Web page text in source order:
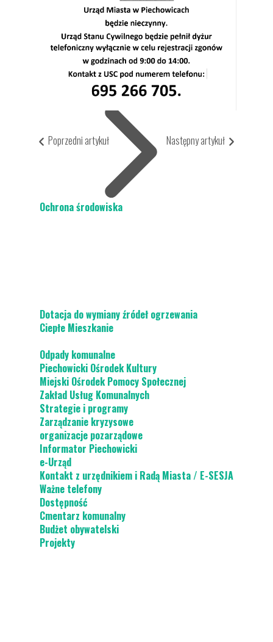
Aktualności
Dla Mieszkańca
Ochrona środowiska
Dotacja do wymiany źródeł ogrzewania
Ciepłe Mieszkanie
Odpady komunalne
Piechowicki Ośrodek Kultury
Miejski Ośrodek Pomocy Społecznej
Zakład Usług Komunalnych
Strategie i programy
Zarządzanie kryzysowe
organizacje pozarządowe
Informator Piechowicki
e-Urząd
Kontakt z urzędnikiem i Radą Miasta / E-SESJA
Ważne telefony
Dostępność
Cmentarz komunalny
Budżet obywatelski
Projekty
Poprzedni artykuł Następny artykuł